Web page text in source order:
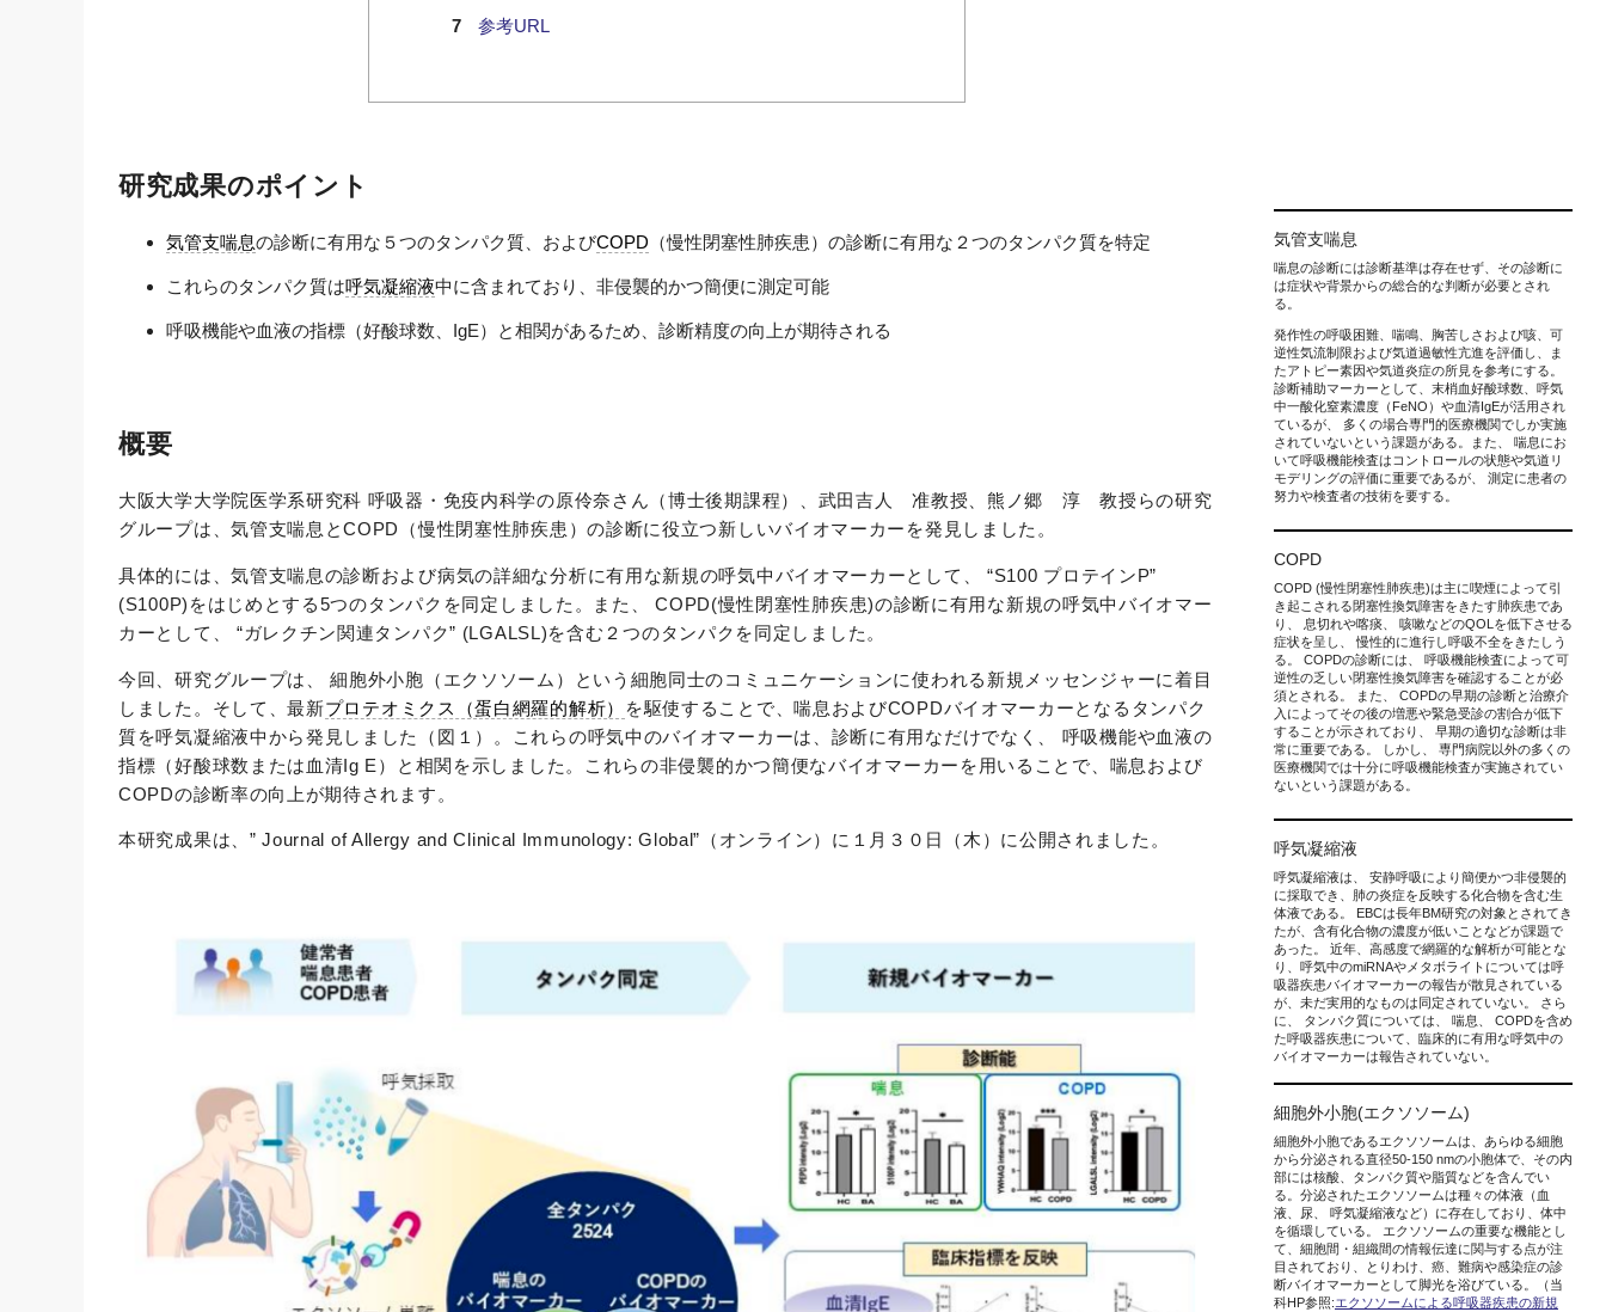
参考URL
研究成果のポイント
気管支喘息の診断に有用な５つのタンパク質、およびCOPD （慢性閉塞性肺疾患）の診断に有用な２つのタンパク質を特定
これらのタンパク質は呼気凝縮液中に含まれており、非侵襲的かつ簡便に測定可能
呼吸機能や血液の指標（好酸球数、IgE）と相関があるため、診断精度の向上が期待される
概要
大阪大学大学院医学系研究科 呼吸器・免疫内科学の原伶奈さん（博士後期課程）、武田吉人 准教授、熊ノ郷 淳 教授らの研究
グループは、気管支喘息とCOPD（慢性閉塞性肺疾患）の診断に役立つ新しいバイオマーカーを発見しました。
具体的には、気管支喘息の診断および病気の詳細な分析に有用な新規の呼気中バイオマーカーとして、 “S100 プロテインP”
(S100P)をはじめとする5つのタンパクを同定しました。また、 COPD(慢性閉塞性肺疾患)の診断に有用な新規の呼気中バイオマー
カーとして、 “ガレクチン関連タンパク” (LGALSL)を含む２つのタンパクを同定しました。
今回、研究グループは、 細胞外小胞（エクソソーム）という細胞同士のコミュニケーションに使われる新規メッセンジャーに着目
しました。そして、最新プロテオミクス（蛋白網羅的解析）
を駆使することで、喘息およびCOPDバイオマーカーとなるタンパク
質を呼気凝縮液中から発見しました（図１）。これらの呼気中のバイオマーカーは、診断に有用なだけでなく、 呼吸機能や血液の
指標（好酸球数または血清Ig E）と相関を示しました。これらの非侵襲的かつ簡便なバイオマーカーを用いることで、喘息および
COPDの診断率の向上が期待されます。
本研究成果は、” Journal of Allergy and Clinical Immunology: Global”（オンライン）に１月３０日（木）に公開されました。
気管支喘息
喘息の診断には診断基準は存在せず、その診断に
は症状や背景からの総合的な判断が必要とされ
る。
発作性の呼吸困難、喘鳴、胸苦しさおよび咳、可
逆性気流制限および気道過敏性亢進を評価し、ま
たアトピー素因や気道炎症の所見を参考にする。
診断補助マーカーとして、末梢血好酸球数、呼気
中一酸化窒素濃度（FeNO）や血清IgEが活用され
ているが、 多くの場合専門的医療機関でしか実施
されていないという課題がある。また、 喘息にお
いて呼吸機能検査はコントロールの状態や気道リ
モデリングの評価に重要であるが、 測定に患者の
努力や検査者の技術を要する。
COPD
COPD (慢性閉塞性肺疾患)は主に喫煙によって引
き起こされる閉塞性換気障害をきたす肺疾患であ
り、 息切れや喀痰、 咳嗽などのQOLを低下させる
症状を呈し、 慢性的に進行し呼吸不全をきたしう
る。 COPDの診断には、 呼吸機能検査によって可
逆性の乏しい閉塞性換気障害を確認することが必
須とされる。 また、 COPDの早期の診断と治療介
入によってその後の増悪や緊急受診の割合が低下
することが示されており、 早期の適切な診断は非
常に重要である。 しかし、 専門病院以外の多くの
医療機関では十分に呼吸機能検査が実施されてい
ないという課題がある。
呼気凝縮液
呼気凝縮液は、 安静呼吸により簡便かつ非侵襲的
に採取でき、肺の炎症を反映する化合物を含む生
体液である。 EBCは長年BM研究の対象とされてき
たが、含有化合物の濃度が低いことなどが課題で
あった。 近年、高感度で網羅的な解析が可能とな
り、呼気中のmiRNAやメタボライトについては呼
吸器疾患バイオマーカーの報告が散見されている
が、未だ実用的なものは同定されていない。 さら
に、 タンパク質については、 喘息、 COPDを含め
た呼吸器疾患について、臨床的に有用な呼気中の
バイオマーカーは報告されていない。
細胞外小胞(エクソソーム)
細胞外小胞であるエクソソームは、あらゆる細胞
から分泌される直径50-150 nmの小胞体で、その内
部には核酸、タンパク質や脂質などを含んでい
る。分泌されたエクソソームは種々の体液（血
液、尿、 呼気凝縮液など）に存在しており、体中
を循環している。 エクソソームの重要な機能とし
て、細胞間・組織間の情報伝達に関与する点が注
目されており、とりわけ、癌、難病や感染症の診
断バイオマーカーとして脚光を浴びている。（当
科HP参照:エクソソームによる呼吸器疾患の新規